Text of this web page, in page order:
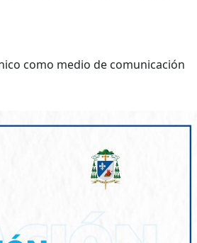
como medio de comunicación